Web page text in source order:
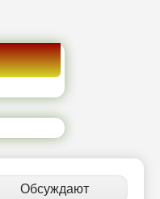
Обсуждают